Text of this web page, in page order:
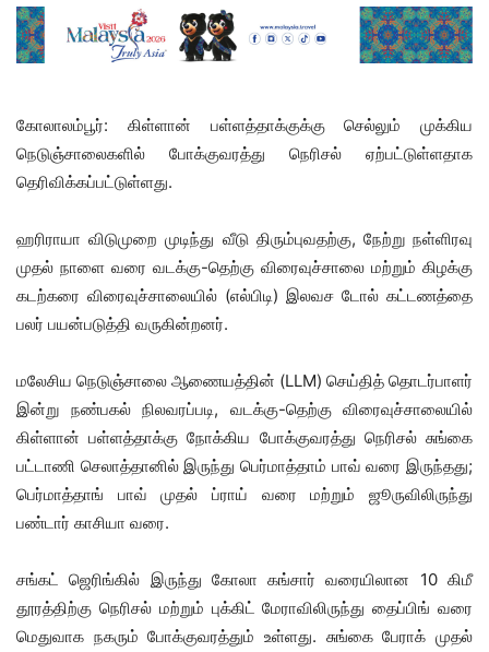
கோலாலம்பூர்: கிள்ளான் பள்ளத்தாக்குக்கு செல்லும் முக்கிய
நெடுஞ்சாலைகளில் போக்குவரத்து நெரிசல் ஏற்பட்டுள்ளதாக
தெரிவிக்கப்பட்டுள்ளது.
ஹரிராயா விடுமுறை முடிந்து வீடு திரும்புவதற்கு, நேற்று நள்ளிரவு
முதல் நாளை வரை வடக்கு-தெற்கு விரைவுச்சாலை மற்றும் கிழக்கு
கடற்கரை விரைவுச்சாலையில் (எல்பிடி) இலவச டோல் கட்டணத்தை
பலர் பயன்படுத்தி வருகின்றனர்.
மலேசிய நெடுஞ்சாலை ஆணையத்தின் (LLM) செய்தித் தொடர்பாளர்
இன்று நண்பகல் நிலவரப்படி, வடக்கு-தெற்கு விரைவுச்சாலையில்
கிள்ளான் பள்ளத்தாக்கு நோக்கிய போக்குவரத்து நெரிசல் சுங்கை
பட்டாணி செலாத்தானில் இருந்து பெர்மாத்தாம் பாவ் வரை இருந்தது;
பெர்மாத்தாங் பாவ் முதல் ப்ராய் வரை மற்றும் ஜூருவிலிருந்து
பண்டார் காசியா வரை.
சங்கட் ஜெரிங்கில் இருந்து கோலா கங்சார் வரையிலான 10 கிமீ
தூரத்திற்கு நெரிசல் மற்றும் புக்கிட் மேராவிலிருந்து தைப்பிங் வரை
மெதுவாக நகரும் போக்குவரத்தும் உள்ளது. சுங்கை பேராக் முதல்